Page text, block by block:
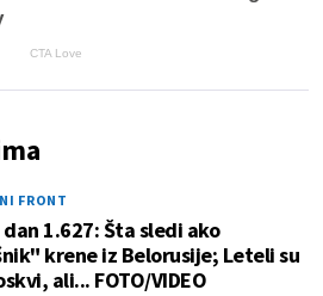
CTA Love
FRONT
dan 1.627: Šta sledi ako
krene iz Belorusije; Leteli su
ali... FOTO/VIDEO